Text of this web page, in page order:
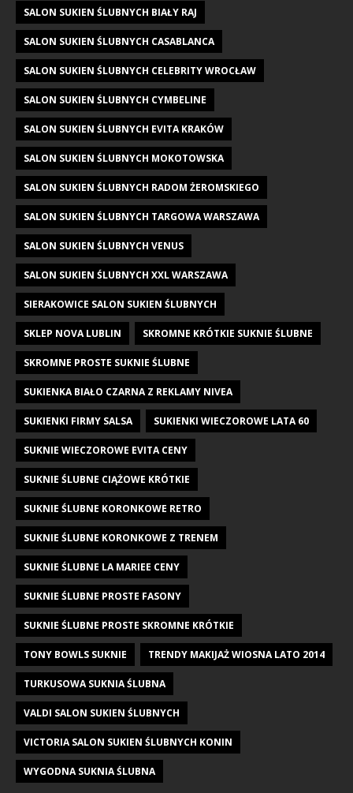
SALON SUKIEN ŚLUBNYCH BIAŁY RAJ
SALON SUKIEN ŚLUBNYCH CASABLANCA
SALON SUKIEN ŚLUBNYCH CELEBRITY WROCŁAW
SALON SUKIEN ŚLUBNYCH CYMBELINE
SALON SUKIEN ŚLUBNYCH EVITA KRAKÓW
SALON SUKIEN ŚLUBNYCH MOKOTOWSKA
SALON SUKIEN ŚLUBNYCH RADOM ŻEROMSKIEGO
SALON SUKIEN ŚLUBNYCH TARGOWA WARSZAWA
SALON SUKIEN ŚLUBNYCH VENUS
SALON SUKIEN ŚLUBNYCH XXL WARSZAWA
SIERAKOWICE SALON SUKIEN ŚLUBNYCH
SKLEP NOVA LUBLIN SKROMNE KRÓTKIE SUKNIE ŚLUBNE
SKROMNE PROSTE SUKNIE ŚLUBNE
SUKIENKA BIAŁO CZARNA Z REKLAMY NIVEA
SUKIENKI FIRMY SALSA SUKIENKI WIECZOROWE LATA 60
SUKNIE WIECZOROWE EVITA CENY
SUKNIE ŚLUBNE CIĄŻOWE KRÓTKIE
SUKNIE ŚLUBNE KORONKOWE RETRO
SUKNIE ŚLUBNE KORONKOWE Z TRENEM
SUKNIE ŚLUBNE LA MARIEE CENY
SUKNIE ŚLUBNE PROSTE FASONY
SUKNIE ŚLUBNE PROSTE SKROMNE KRÓTKIE
TONY BOWLS SUKNIE TRENDY MAKIJAŻ WIOSNA LATO 2014
TURKUSOWA SUKNIA ŚLUBNA
VALDI SALON SUKIEN ŚLUBNYCH
VICTORIA SALON SUKIEN ŚLUBNYCH KONIN
WYGODNA SUKNIA ŚLUBNA